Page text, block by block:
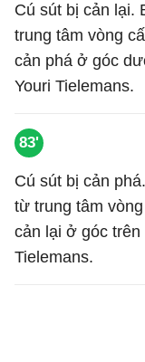
Cú sút bị cản lại.
trung tâm vòng
cản phá ở góc
Youri Tielemans.
83'
Cú sút bị cản
từ trung tâm
cản lại ở góc
Tielemans.